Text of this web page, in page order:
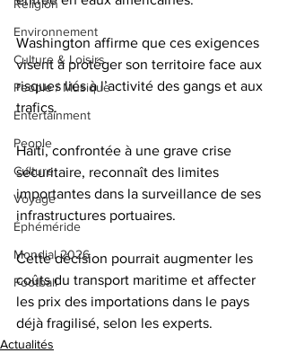
Religion
Environnement
Culture & Loisirs
People / Musique
Entertainment
People
Culture
Voyage
Éphéméride
Mondial 2026
Football
Washington affirme que ces exigences
visent à protéger son territoire face aux
risques liés à l’activité des gangs et aux
trafics.
Haïti, confrontée à une grave crise
sécuritaire, reconnaît des limites
importantes dans la surveillance de ses
infrastructures portuaires.
Cette décision pourrait augmenter les
coûts du transport maritime et affecter
les prix des importations dans le pays
déjà fragilisé, selon les experts.
Actualités